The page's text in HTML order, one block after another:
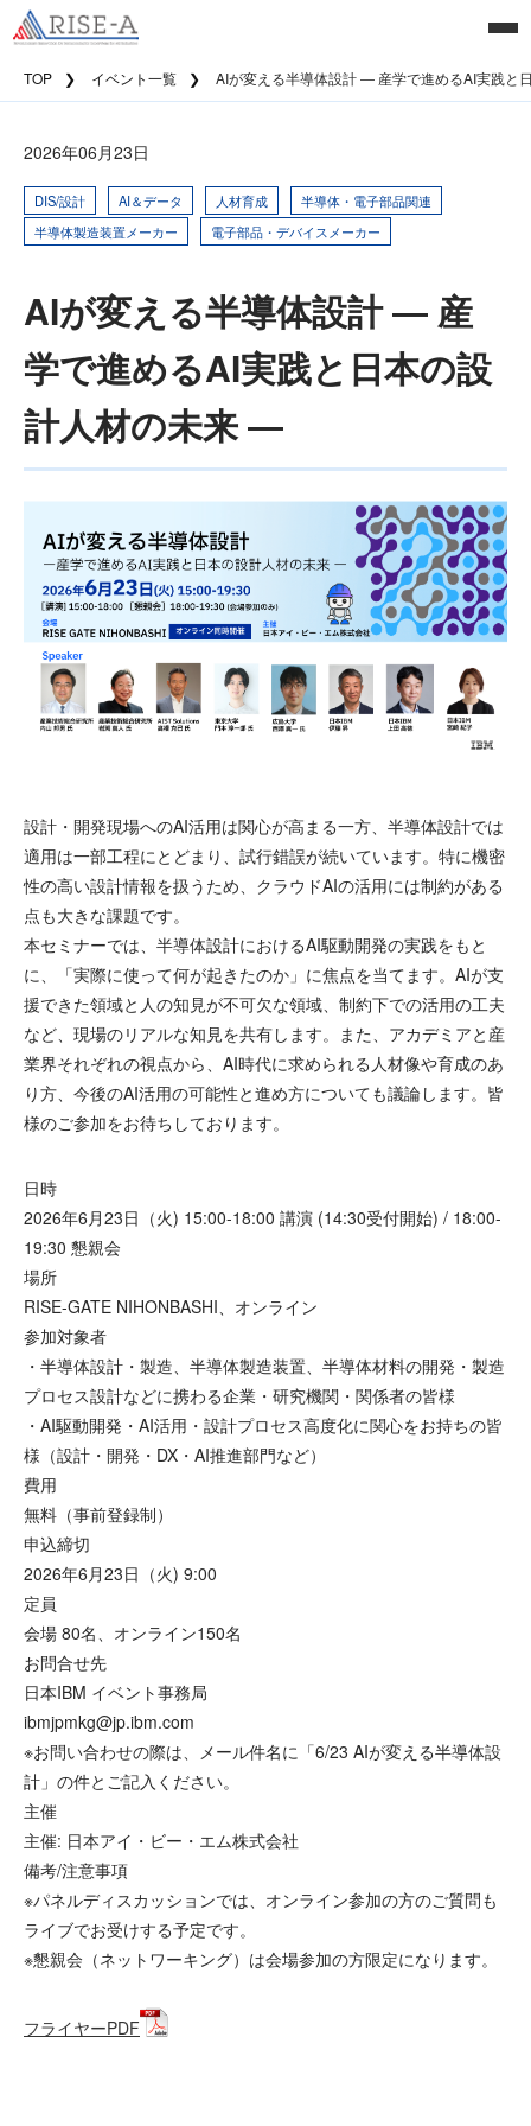
TOP イベント一覧 AIが変える半導体設計 ― 産学で進めるAI実践と
2026年06月23日
DIS/設計 AI＆データ 人材育成
半導体・電子部品関連
半導体製造装置メーカー
電子部品・デバイスメーカー
AIが変える半導体設計 ― 産
学で進めるAI実践と日本の設
計人材の未来 ―
設計・開発現場へのAI活用は関心が高まる一方、半導体設計では
適用は一部工程にとどまり、試行錯誤が続いています。特に機密
性の高い設計情報を扱うため、クラウドAIの活用には制約がある
点も大きな課題です。
本セミナーでは、半導体設計におけるAI駆動開発の実践をもと
に、「実際に使って何が起きたのか」に焦点を当てます。AIが支
援できた領域と人の知見が不可欠な領域、制約下での活用の工夫
など、現場のリアルな知見を共有します。また、アカデミアと産
業界それぞれの視点から、AI時代に求められる人材像や育成のあ
り方、今後のAI活用の可能性と進め方についても議論します。皆
様のご参加をお待ちしております。
日時
2026年6月23日（火) 15:00-18:00 講演 (14:30受付開始) / 18:00-
19:30 懇親会
場所
RISE-GATE NIHONBASHI、オンライン
参加対象者
・半導体設計・製造、半導体製造装置、半導体材料の開発・製造
プロセス設計などに携わる企業・研究機関・関係者の皆様
・AI駆動開発・AI活用・設計プロセス高度化に関心をお持ちの皆
様（設計・開発・DX・AI推進部門など）
費用
無料（事前登録制）
申込締切
2026年6月23日（火) 9:00
定員
会場 80名、オンライン150名
お問合せ先
日本IBM イベント事務局
ibmjpmkg@jp.ibm.com
※お問い合わせの際は、メール件名に「6/23 AIが変える半導体設
計」の件とご記入ください。
主催
主催: 日本アイ・ビー・エム株式会社
備考/注意事項
※パネルディスカッションでは、オンライン参加の方のご質問も
ライブでお受けする予定です。
※懇親会（ネットワーキング）は会場参加の方限定になります。
フライヤーPDF